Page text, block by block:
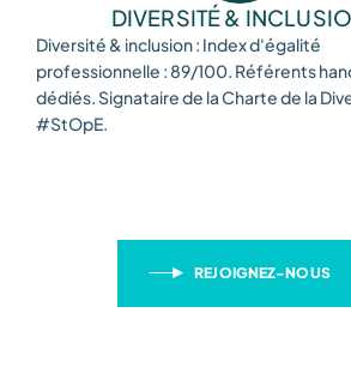
DIVERSITÉ &
Diversité & inclusion : Index d'égalité
professionnelle : 89/100. Référents
dédiés. Signataire de la Charte de la
#StOpE.
REJOIGNEZ-NOUS